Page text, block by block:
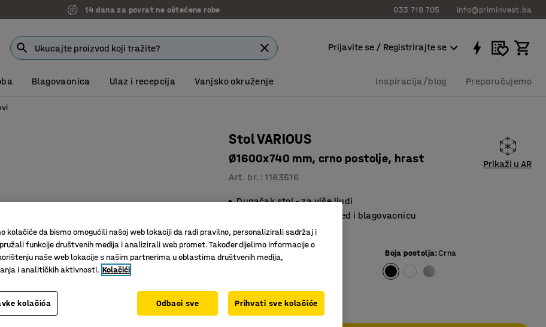
14 dana za povrat ne oštećene robe 033 718 705 info@priminvest.ba
Prijavite se / Registrirajte se
Blagovaonica Ulaz i recepcija Vanjsko okruženje Inspiracija/blog Preporučujemo
Stol VARIOUS
Ø1600x740 mm, crno postolje, hrast
Art. br. :1183516
Prikaži u AR
Dugačak stol - za više ljudi
Za sobe za sastanke, ured i blagovaonicu
Za ugodno okruženje
Boja površine ploče Boja postolja:Crna
801,00 KM
bez PDV
kolačiće da bismo omogućili našoj web lokaciji da radi pravilno, personalizirali sadržaj i
funkcije društvenih medija i analizirali web promet. Također dijelimo informacije o
naše web lokacije s našim partnerima u oblastima društvenih medija,
i analitičkih aktivnosti. Kolačići
kolačića Odbaci sve Prihvati sve kolačiće